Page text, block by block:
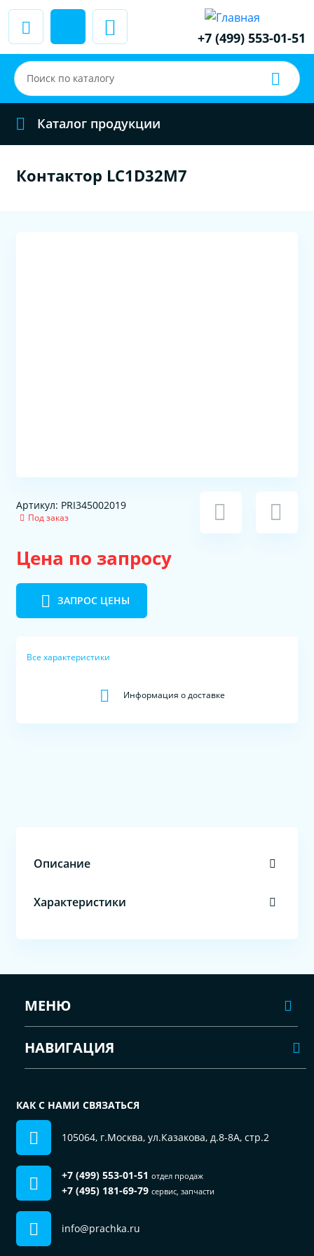
+7 (499) 553-01-51
Каталог продукции
Контактор LC1D32M7
Артикул: PRI345002019
Под заказ
Цена по запросу
ЗАПРОС ЦЕНЫ
Все характеристики
Информация о доставке
Описание
Характеристики
МЕНЮ
НАВИГАЦИЯ
КАК С НАМИ СВЯЗАТЬСЯ
105064, г.Москва, ул.Казакова, д.8-8А, стр.2
+7 (499) 553-01-51 отдел продаж
+7 (495) 181-69-79 сервис, запчасти
info@prachka.ru